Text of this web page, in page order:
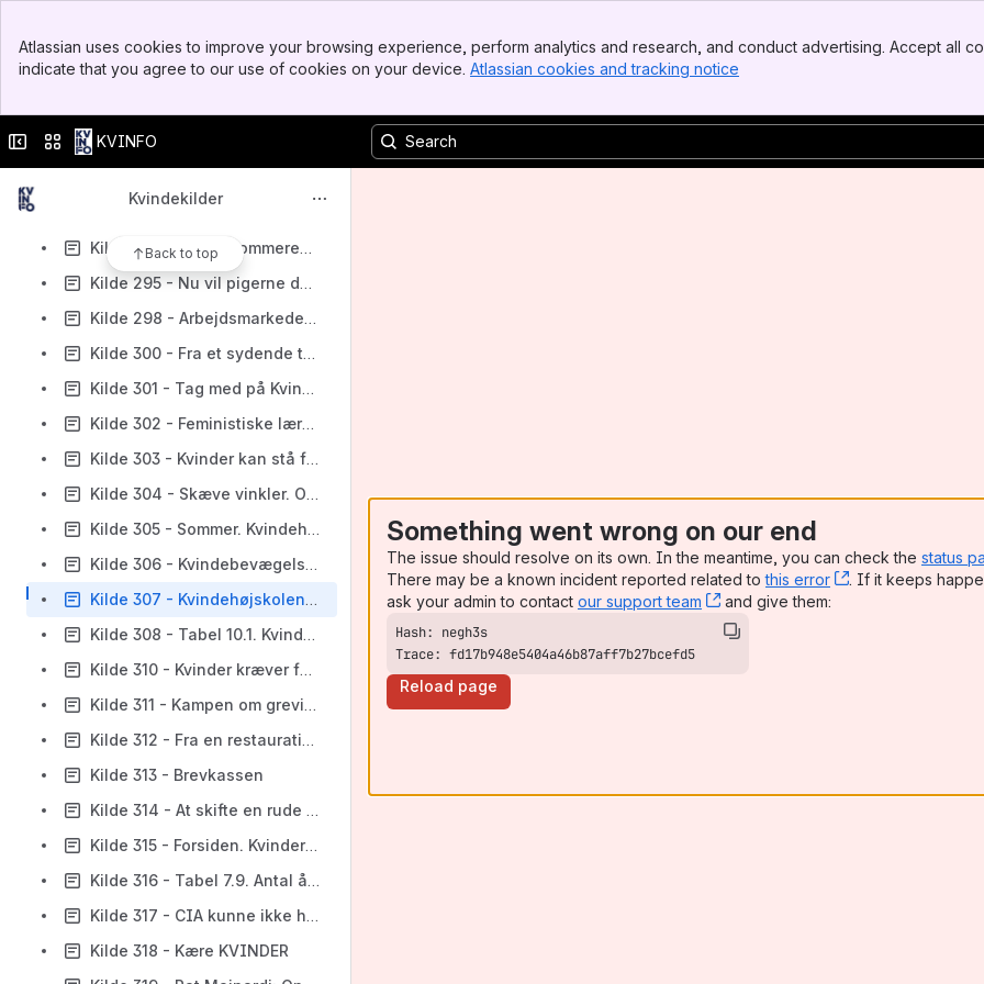
Top Bar
Sidebar
Atlassian uses cookies to improve your browsing experience, perform analytics and research, and conduct advertising. Accept all
indicate that you agree to our use of cookies on your device. Atlassian cookies and tracking notice
Collapse sidebar
Switch sites or apps
KVINFO
Kvindekilder
Back to top
Kilde 286a - Hvordan gik kampagneugen?
Kilde 289 - Tid & sted
Kilde 294 - Femø, sommeren 73
Kilde 295 - Nu vil pigerne dolke og skyde de gale mænd
Kilde 298 - Arbejdsmarkedet. Registrerede ledige i procent af den samlede arbejdsstyrke
Kilde 300 - Fra et sydende telt på Femø, til Åbenrå, til Prinsessegade, til Gothersgade, til en smuk sal på Danner
Kilde 301 - Tag med på Kvindehøjskolen
Kilde 302 - Feministiske læreprocesser/pædagogik
Kilde 303 - Kvinder kan stå for deres egen tilværelse
Kilde 304 - Skæve vinkler. Om Kvindehøjskolens kvindeskabte rum
Kilde 305 - Sommer. Kvindehøjskolens Sommerkursusprogram 1983
Kilde 306 - Kvindebevægelsen bor i mit hjerte
Kilde 307 - Kvindehøjskolen 5 år
Kilde 308 - Tabel 10.1. Kvindehøjskolens årskursist tal
Kilde 310 - Kvinder kræver fuld beskæftigelse
Kilde 311 - Kampen om grevindens hus, 1980 s. 2-9
Kilde 312 - Fra en restaurationspiges dagbog
Kilde 313 - Brevkassen
Kilde 314 - At skifte en rude ud
Kilde 315 - Forsiden. Kvinder nr. 51, august /september 1983
Kilde 316 - Tabel 7.9. Antal år i Rødstrømpebevægelsens organisationer - procent
Kilde 317 - CIA kunne ikke have gjort det bedre
Kilde 318 - Kære KVINDER
Something went wrong on our end
The issue should resolve on its own. In the meantime, you can check the status
There may be a known incident reported related tothis error , (opens new
. If it keeps
ask your admin to contact our support team , (opens new window)
and give them:
Trace: fd17b948e5404a46b87aff7b27bcefd5
Reload page